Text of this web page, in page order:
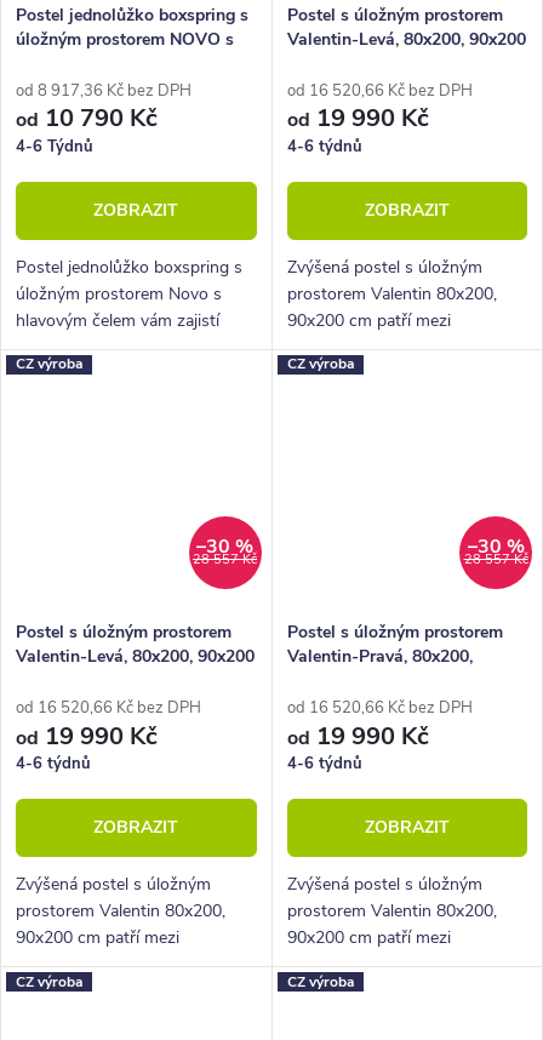
Postel jednolůžko boxspring s
úložným prostorem NOVO s
od 8 917,36 Kč bez DPH
od 10 790 Kč
4-6 Týdnů
ZOBRAZIT
Postel jednolůžko boxspring s
úložným prostorem Novo s
hlavovým čelem vám zajistí
vysoké, pohodlné spaní, úložný
prostor i krásný designový
Postel s úložným prostorem
Valentin-Levá, 80x200, 90x200
od 16 520,66 Kč bez DPH
od 19 990 Kč
4-6 týdnů
ZOBRAZIT
Zvýšená postel s úložným
prostorem Valentin 80x200,
90x200 cm patří mezi
designové postele z nábytkové
řady BedWorld. Vyniká
CZ výroba
28 557 Kč
–30 %
Postel s úložným prostorem
Valentin-Levá, 80x200, 90x200
od 16 520,66 Kč bez DPH
od 19 990 Kč
4-6 týdnů
ZOBRAZIT
Zvýšená postel s úložným
prostorem Valentin 80x200,
90x200 cm patří mezi
designové postele z nábytkové
řady BedWorld. Vyniká
CZ výroba
28 557 Kč
–30 %
Postel s úložným prostorem
Valentin-Pravá, 80x200,
od 16 520,66 Kč bez DPH
od 19 990 Kč
4-6 týdnů
ZOBRAZIT
Zvýšená postel s úložným
prostorem Valentin 80x200,
90x200 cm patří mezi
designové postele z nábytkové
řady BedWorld. Vyniká
CZ výroba CZ výroba